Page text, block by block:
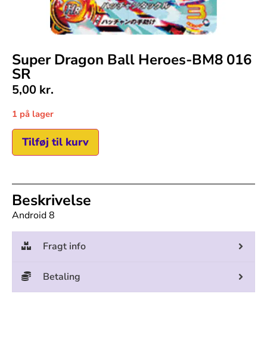
Super Dragon Ball Heroes-BM8 016
SR
5,00 kr.
1 på lager
Tilføj til kurv
Beskrivelse
Android 8
Fragt info
Betaling